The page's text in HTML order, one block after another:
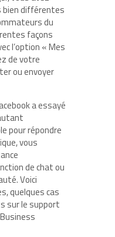
bien différentes
du
façons
l’option « Mes
de votre
ou envoyer
a essayé
pour répondre
vous
de chat ou
Voici
quelques cas
sur le support